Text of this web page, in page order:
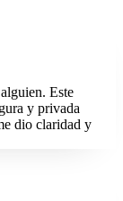
Este
y privada
dio claridad y